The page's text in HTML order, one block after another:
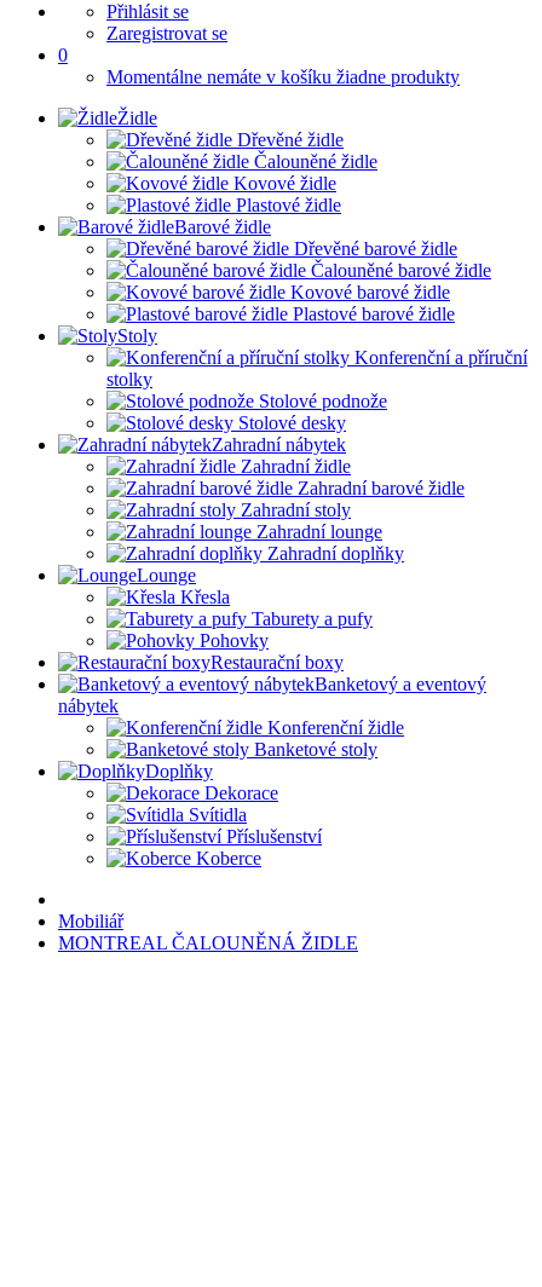
Přihlásit se
Zaregistrovat se
0
Momentálne nemáte v košíku žiadne produkty
Židle
Dřevěné židle
Čalouněné židle
Kovové židle
Plastové židle
Barové židle
Dřevěné barové židle
Čalouněné barové židle
Kovové barové židle
Plastové barové židle
Stoly
Konferenční a příruční
stolky
Stolové podnože
Stolové desky
Zahradní nábytek
Zahradní židle
Zahradní barové židle
Zahradní stoly
Zahradní lounge
Zahradní doplňky
Lounge
Křesla
Taburety a pufy
Pohovky
Restaurační boxy
Banketový a eventový
nábytek
Konferenční židle
Banketové stoly
Doplňky
Dekorace
Svítidla
Příslušenství
Koberce
Mobiliář
MONTREAL ČALOUNĚNÁ ŽIDLE